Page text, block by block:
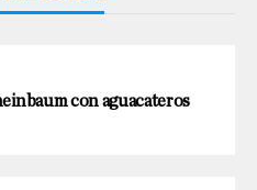
con aguacateros